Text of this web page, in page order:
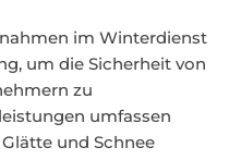
im Winterdienst
um die Sicherheit von
zu
umfassen
und Schnee